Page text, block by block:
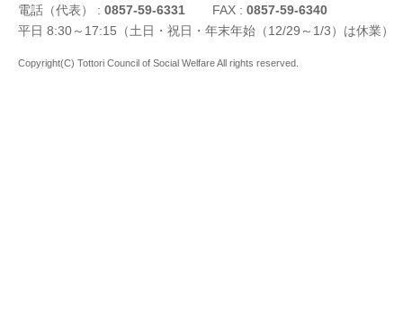
電話（代表） : 0857-59-6331 FAX : 0857-59-6340
平日 8:30～17:15（土日・祝日・年末年始（12/29～1/3）は休業）
Copyright(C) Tottori Council of Social Welfare All rights reserved.